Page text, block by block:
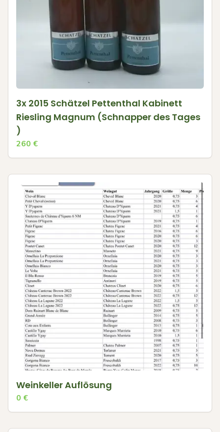
3x 2015 Schätzel Pettenthal Kabinett
Riesling Magnum (Schnapper des Tages
)
260 €
Weinkeller Auflösung
0 €